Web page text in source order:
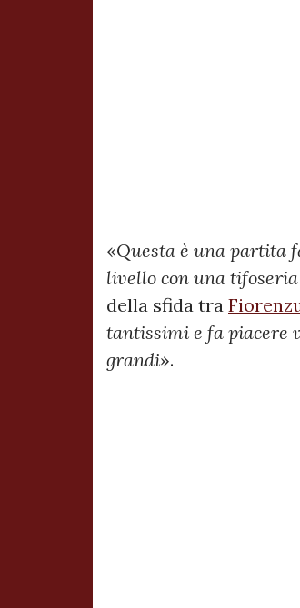
«Questa è una partita
livello con una
della sfida tra
tantissimi e fa piacere
grandi».